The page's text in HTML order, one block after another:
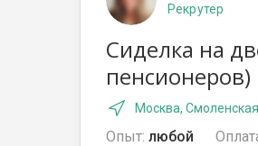
Рекрутер
Сиделка на
пенсионеров)
Москва, Смоленская
Опыт: любой